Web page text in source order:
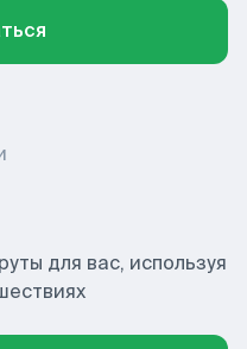
для вас, используя